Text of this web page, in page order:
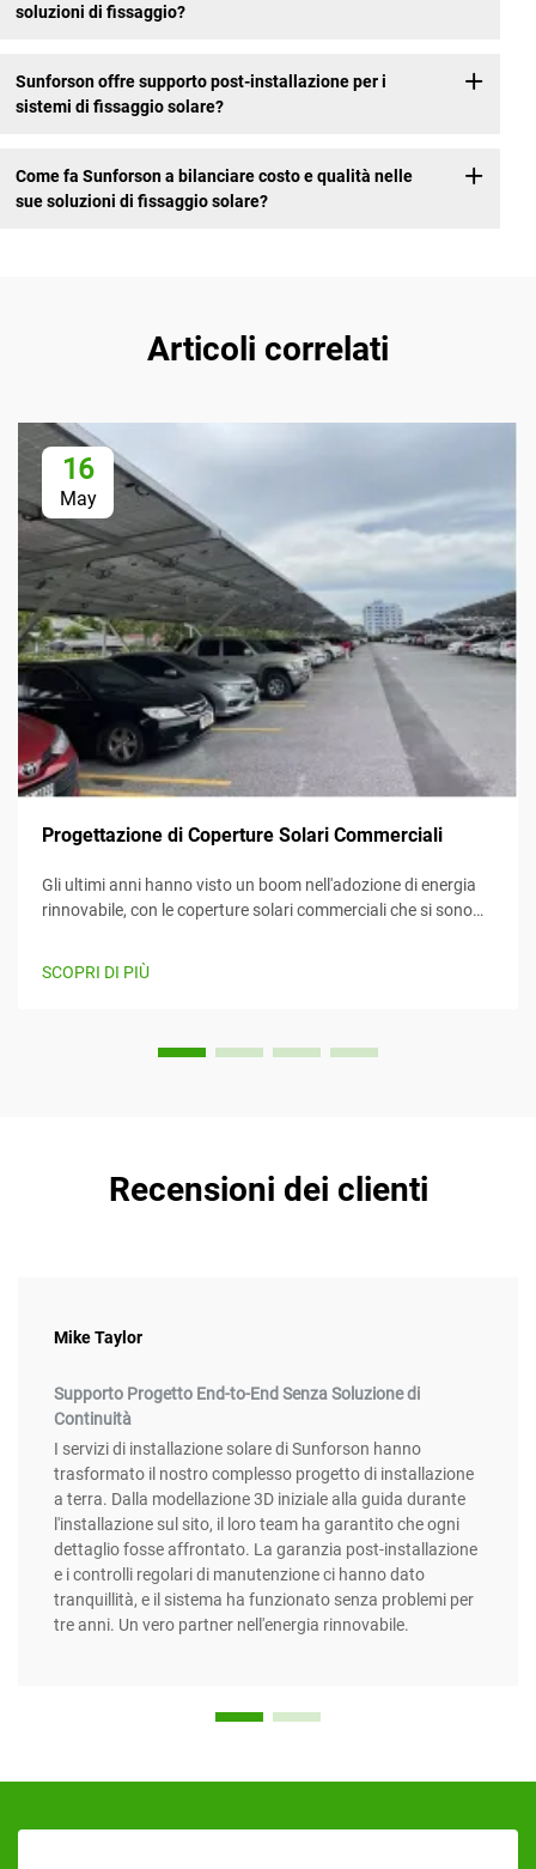
soluzioni di fissaggio?
Sunforson offre supporto post-installazione per i
sistemi di fissaggio solare?
Come fa Sunforson a bilanciare costo e qualità nelle
sue soluzioni di fissaggio solare?
Articoli correlati
16
May
Progettazione di Coperture Solari Commerciali
Gli ultimi anni hanno visto un boom nell'adozione di energia
rinnovabile, con le coperture solari commerciali che si sono
l'energia solare mentre forniscono contemporaneamente
SCOPRI DI PIÙ
Recensioni dei clienti
Mike Taylor
Supporto Progetto End-to-End Senza Soluzione di
Continuità
I servizi di installazione solare di Sunforson hanno
trasformato il nostro complesso progetto di installazione
a terra. Dalla modellazione 3D iniziale alla guida durante
l'installazione sul sito, il loro team ha garantito che ogni
dettaglio fosse affrontato. La garanzia post-installazione
e i controlli regolari di manutenzione ci hanno dato
tranquillità, e il sistema ha funzionato senza problemi per
tre anni. Un vero partner nell'energia rinnovabile.